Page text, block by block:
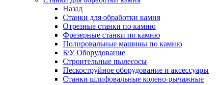
Назад
Станки для обработки камня
Отрезные станки по камню
Фрезерные станки по камню
Полировальные машины по камню
Б/У Оборудование
Строительные пылесосы
Пескоструйное оборудование и аксессуары
Станки шлифовальные колено-рычажные